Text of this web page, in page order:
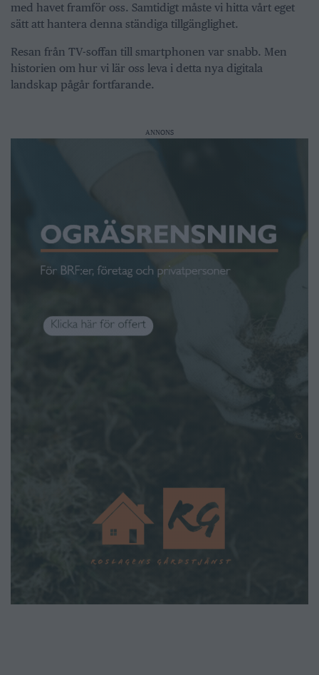
med havet framför oss. Samtidigt måste vi hitta vårt eget
sätt att hantera denna ständiga tillgänglighet.
Resan från TV-soffan till smartphonen var snabb. Men
historien om hur vi lär oss leva i detta nya digitala
landskap pågår fortfarande.
ANNONS